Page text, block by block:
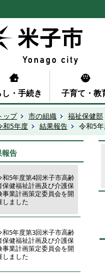
し・手続き 子育て・教
ップ 市の組織 福祉保健部
和5年度
結果報告 令和5
報告
和5年度第4回米子市高齢
保健福祉計画及び介護保
事業計画策定委員会を開
しました
和5年度第3回米子市高齢
保健福祉計画及び介護保
事業計画策定委員会を開
しました